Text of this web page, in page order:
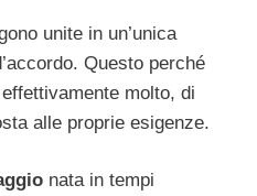
unite in un’unica
Questo perché
molto, di
alle proprie esigenze.
nata in tempi